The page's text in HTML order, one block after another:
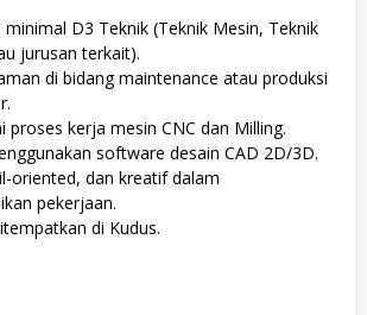
minimal D3 Teknik (Teknik Mesin, Teknik
jurusan terkait).
di bidang maintenance atau produksi
proses kerja mesin CNC dan Milling.
software desain CAD 2D/3D.
oriented, dan kreatif dalam
pekerjaan.
di Kudus.